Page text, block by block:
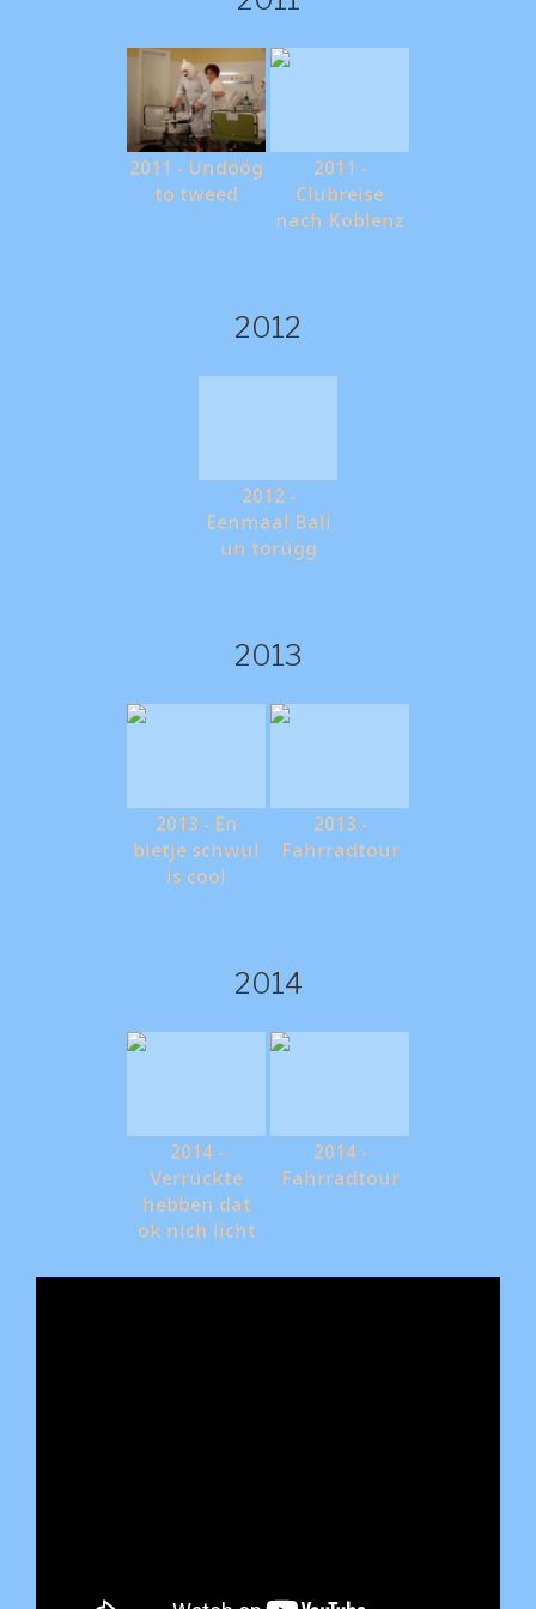
2011 - Undöög
to tweed
2011 -
Clubreise
nach Koblenz
2012
2012 -
Eenmaal Bali
un torügg
2013
2013 - En
bietje schwul
is cool
2013 -
Fahrradtour
2014
2014 -
Verrückte
hebben dat
ok nich licht
2014 -
Fahrradtour